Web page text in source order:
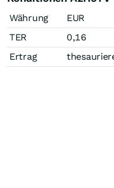
Währung
EUR
TER
0,16
Ertrag